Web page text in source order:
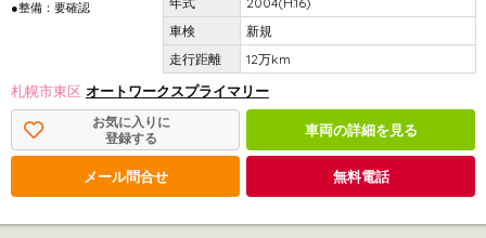
●整備：要確認
新規
12万km
札幌市東区 オートワークスプライマリー
お気に入りに
登録する
車両の詳細を見る
メール問合せ 無料電話